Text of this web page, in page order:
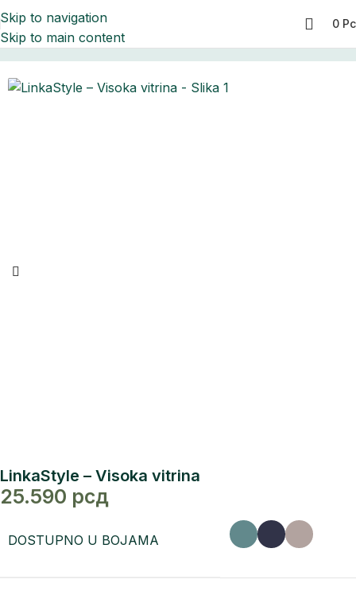
Skip to navigation
Skip to main content
0
Početna Dnevna soba
LinkaStyle – Visoka vitrina
25.590 рсд
DOSTUPNO U BOJAMA